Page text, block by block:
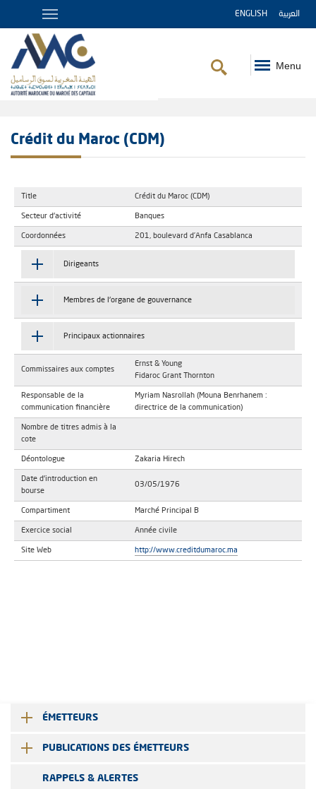
ENGLISH العربية
Menu
Crédit du Maroc (CDM)
Title Crédit du Maroc (CDM)
Secteur d'activité Banques
Coordonnées 201, boulevard d’Anfa Casablanca
Dirigeants
Membres de l'organe de gouvernance
Principaux actionnaires
Commissaires aux comptes
Ernst & Young
Fidaroc Grant Thornton
Responsable de la
communication financière
Myriam Nasrollah (Mouna Benrhanem :
directrice de la communication)
Nombre de titres admis à la
cote
Déontologue Zakaria Hirech
Date d'introduction en
bourse
03/05/1976
Compartiment Marché Principal B
Exercice social Année civile
Site Web http://www.creditdumaroc.ma
ÉMETTEURS
PUBLICATIONS DES ÉMETTEURS
RAPPELS & ALERTES